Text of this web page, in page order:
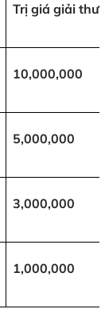
Trị giá giải
10,000,000
5,000,000
3,000,000
1,000,000